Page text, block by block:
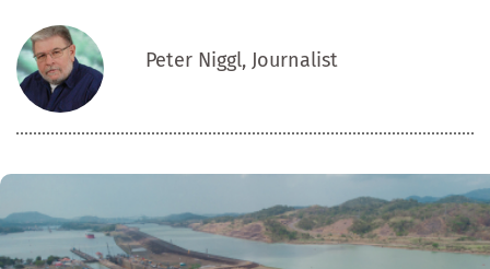
Peter Niggl, Journalist